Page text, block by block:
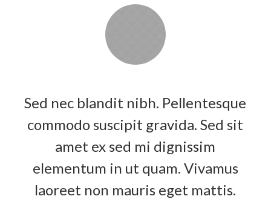
Sed nec blandit nibh. Pellentesque
commodo suscipit gravida. Sed sit
amet ex sed mi dignissim
elementum in ut quam. Vivamus
laoreet non mauris eget mattis.